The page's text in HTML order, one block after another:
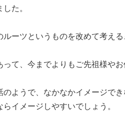
た。
ーツというものを改めて考え
て、今までよりもご先祖様や
ようで、なかなかイメージでき
イメージしやすいでしょう。